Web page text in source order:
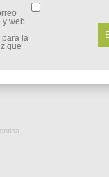
y web
para la
que